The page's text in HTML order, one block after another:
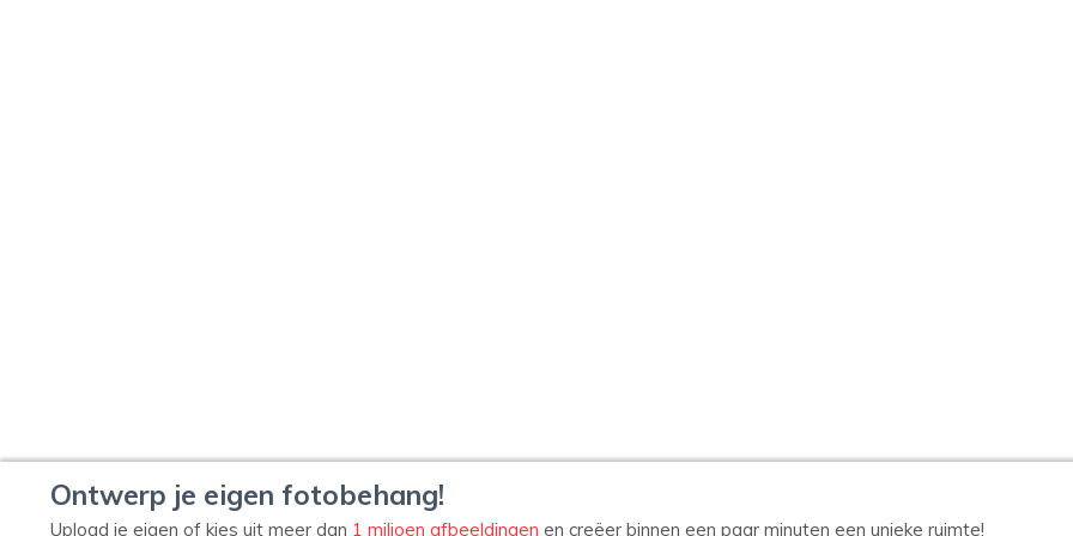
Ontwerp je eigen fotobehang!
Upload je eigen of kies uit meer dan 1 miljoen afbeeldingen en creëer binnen een paar minuten een unieke ruimte!